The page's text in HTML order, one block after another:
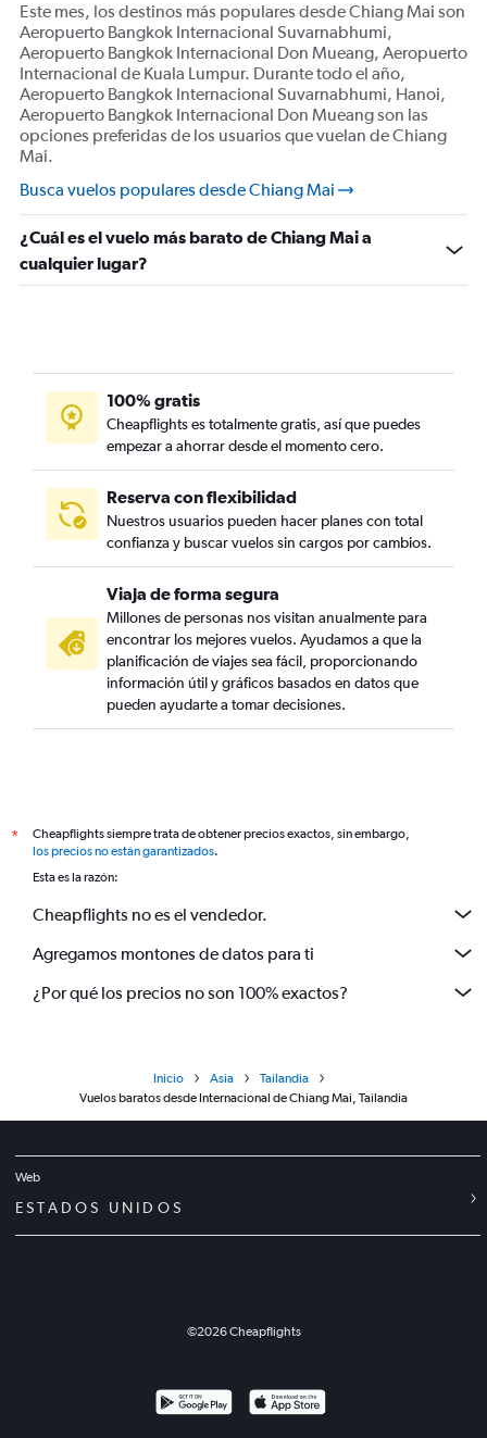
Este mes, los destinos más populares desde Chiang Mai son
Aeropuerto Bangkok Internacional Suvarnabhumi,
Aeropuerto Bangkok Internacional Don Mueang, Aeropuerto
Internacional de Kuala Lumpur. Durante todo el año,
Aeropuerto Bangkok Internacional Suvarnabhumi, Hanoi,
Aeropuerto Bangkok Internacional Don Mueang son las
opciones preferidas de los usuarios que vuelan de Chiang
Mai.
Busca vuelos populares desde Chiang Mai
¿Cuál es el vuelo más barato de Chiang Mai a
cualquier lugar?
100% gratis
Cheapflights es totalmente gratis, así que puedes
empezar a ahorrar desde el momento cero.
Reserva con flexibilidad
Nuestros usuarios pueden hacer planes con total
confianza y buscar vuelos sin cargos por cambios.
Viaja de forma segura
Millones de personas nos visitan anualmente para
encontrar los mejores vuelos. Ayudamos a que la
planificación de viajes sea fácil, proporcionando
información útil y gráficos basados en datos que
pueden ayudarte a tomar decisiones.
*
Cheapflights siempre trata de obtener precios exactos, sin embargo,
los precios no están garantizados.
Esta es la razón:
Cheapflights no es el vendedor.
Agregamos montones de datos para ti
¿Por qué los precios no son 100% exactos?
Inicio Asia
Tailandia
Vuelos baratos desde Internacional de Chiang Mai, Tailandia
Web
ESTADOS UNIDOS
©2026Cheapflights